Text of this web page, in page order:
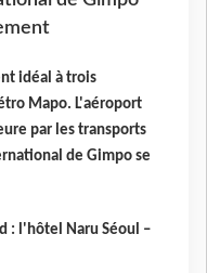
idéal à trois
Mapo. L'aéroport
par les transports
de Gimpo se
: l'hôtel Naru Séoul –